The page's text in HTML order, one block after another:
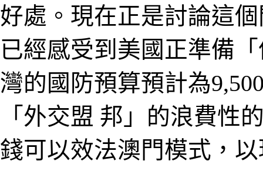
好處。現在正是討論這
已經感受到美國正準備
灣的國防預算預計為
「外交盟 邦」的浪費性
錢可以效法澳門模式，